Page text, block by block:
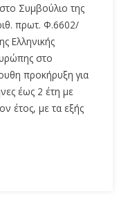
Συμβούλιο της
πρωτ. Φ.6602/
Ελληνικής
στο
προκήρυξη για
έως 2 έτη με
έτος, με τα εξής